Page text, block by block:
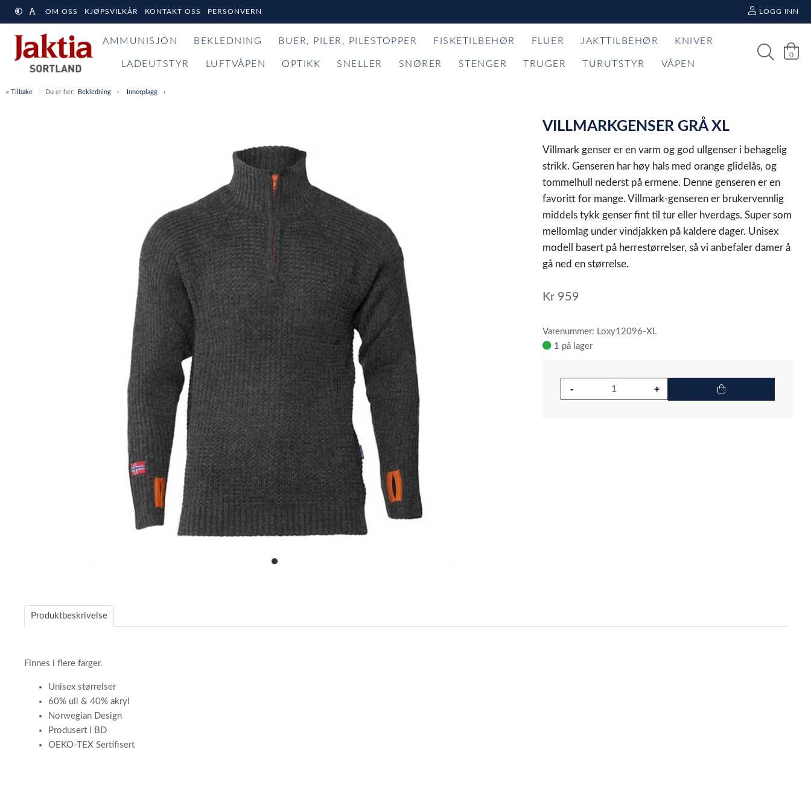
OM OSS KJØPSVILKÅR KONTAKT OSS PERSONVERN LOGG INN
AMMUNISJON BEKLEDNING BUER, PILER, PILESTOPPER FISKETILBEHØR FLUER JAKTTILBEHØR KNIVER
LADEUTSTYR LUFTVÅPEN OPTIKK SNELLER SNØRER STENGER TRUGER TURUTSTYR VÅPEN
0
« Tilbake Du er her: Bekledning Innerplagg
item
of
VILLMARKGENSER GRÅ XL
Villmark genser er en varm og god ullgenser i behagelig
strikk. Genseren har høy hals med orange glidelås, og
tommelhull nederst på ermene. Denne genseren er en
favoritt for mange. Villmark-genseren er brukervennlig
middels tykk genser fint til tur eller hverdags. Super som
mellomlag under vindjakken på kaldere dager. Unisex
modell basert på herrestørrelser, så vi anbefaler damer å
gå ned en størrelse.
Kr 959
Varenummer: Loxy12096-XL
1 på lager
Produktbeskrivelse
Finnes i flere farger.
Unisex størrelser
60% ull & 40% akryl
Norwegian Design
Produsert i BD
OEKO-TEX Sertifisert